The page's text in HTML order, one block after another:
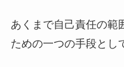
あくまで自己責任の範
ための一つの手段とし